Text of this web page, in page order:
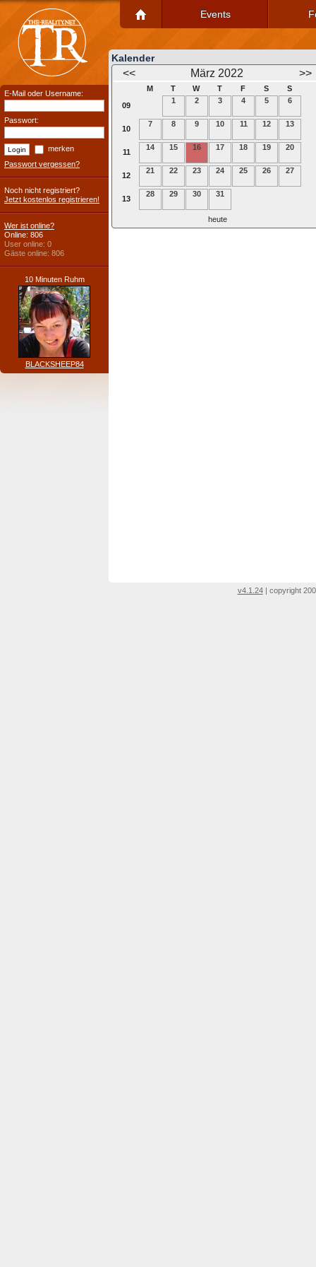
Events
Kalender
<< März 2022 >>
M T W T F S
S
09
1 2 3 4 5 6
10
7 8 9 10 11 12 13
11
14 15 16 17 18 19 20
12
21 22 23 24 25 26 27
13
28 29 30 31
heute
E-Mail oder Username:
Passwort:
merken
Passwort vergessen?
Noch nicht registriert?
Jetzt kostenlos registrieren!
Wer ist online?
Online: 806
User online: 0
Gäste online: 806
10 Minuten Ruhm
BLACKSHEEP84
v4.1.24| copyright